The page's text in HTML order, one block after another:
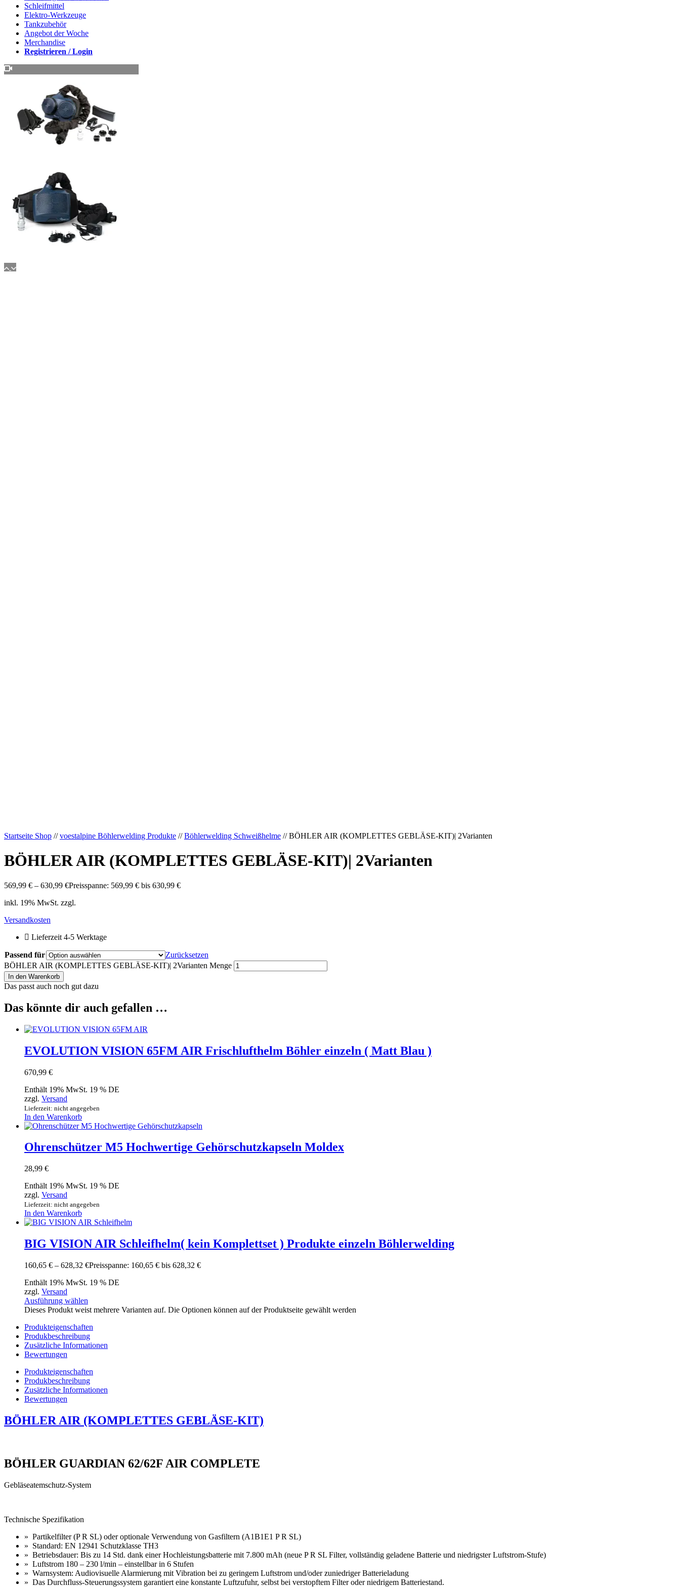
Schleifmittel
Elektro-Werkzeuge
Tankzubehör
Angebot der Woche
Merchandise
Registrieren / Login
Startseite Shop //voestalpine Böhlerwelding Produkte //Böhlerwelding Schweißhelme // BÖHLER AIR (KOMPLETTES GEBLÄSE-KIT)| 2Varianten
BÖHLER AIR (KOMPLETTES GEBLÄSE-KIT)| 2Varianten
569,99 € – 630,99 €Preisspanne: 569,99 € bis 630,99 €
inkl. 19% MwSt. zzgl.
Versandkosten
Lieferzeit 4-5 Werktage
Passend für
Zurücksetzen
BÖHLER AIR (KOMPLETTES GEBLÄSE-KIT)| 2Varianten Menge
In den Warenkorb
Das passt auch noch gut dazu
Das könnte dir auch gefallen …
EVOLUTION VISION 65FM AIR Frischlufthelm Böhler einzeln ( Matt Blau )
670,99 €
Enthält 19% MwSt. 19 % DE
zzgl. Versand
Lieferzeit: nicht angegeben
In den Warenkorb
Ohrenschützer M5 Hochwertige Gehörschutzkapseln Moldex
28,99 €
Enthält 19% MwSt. 19 % DE
zzgl. Versand
Lieferzeit: nicht angegeben
In den Warenkorb
BIG VISION AIR Schleifhelm( kein Komplettset ) Produkte einzeln Böhlerwelding
160,65 € – 628,32 €Preisspanne: 160,65 € bis 628,32 €
Enthält 19% MwSt. 19 % DE
zzgl. Versand
Ausführung wählen
Dieses Produkt weist mehrere Varianten auf. Die Optionen können auf der Produktseite gewählt werden
Produkteigenschaften
Produkbeschreibung
Zusätzliche Informationen
Bewertungen
Produkteigenschaften
Produkbeschreibung
Zusätzliche Informationen
Bewertungen
BÖHLER AIR (KOMPLETTES GEBLÄSE-KIT)
BÖHLER GUARDIAN 62/62F AIR COMPLETE
Gebläseatemschutz-System
Technische Spezifikation
» Partikelfilter (P R SL) oder optionale Verwendung von Gasfiltern (A1B1E1 P R SL)
» Standard: EN 12941 Schutzklasse TH3
» Betriebsdauer: Bis zu 14 Std. dank einer Hochleistungsbatterie mit 7.800 mAh (neue P R SL Filter, vollständig geladene Batterie und niedrigster Luftstrom-Stufe)
» Luftstrom 180 – 230 l/min – einstellbar in 6 Stufen
» Warnsystem: Audiovisuelle Alarmierung mit Vibration bei zu geringem Luftstrom und/oder zuniedriger Batterieladung
» Das Durchfluss-Steuerungssystem garantiert eine konstante Luftzufuhr, selbst bei verstopftem Filter oder niedrigem Batteriestand.